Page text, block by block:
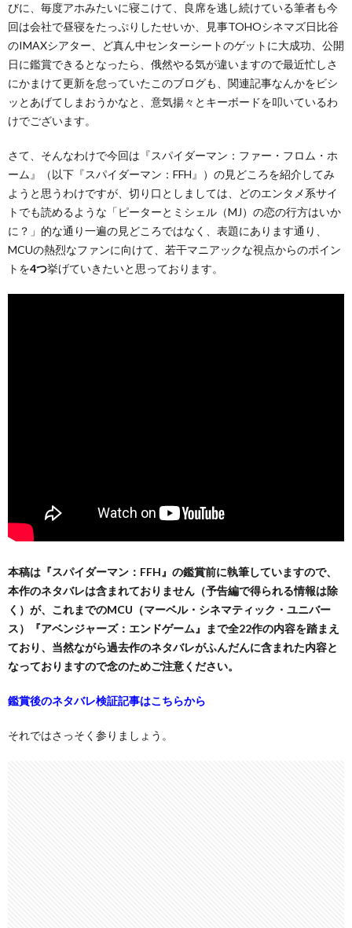
びに、毎度アホみたいに寝こけて、良席を逃し続けている筆者も今
回は会社で昼寝をたっぷりしたせいか、見事TOHOシネマズ日比谷
のIMAXシアター、ど真ん中センターシートのゲットに大成功、公開
日に鑑賞できるとなったら、俄然やる気が違いますので最近忙しさ
にかまけて更新を怠っていたこのブログも、関連記事なんかをビシ
ッとあげてしまおうかなと、意気揚々とキーボードを叩いているわ
けでございます。
さて、そんなわけで今回は『スパイダーマン：ファー・フロム・ホ
ーム』（以下『スパイダーマン：FFH』）の見どころを紹介してみ
ようと思うわけですが、切り口としましては、どのエンタメ系サイ
トでも読めるような「ピーターとミシェル（MJ）の恋の行方はいか
に？」的な通り一遍の見どころではなく、表題にあります通り、
MCUの熱烈なファンに向けて、若干マニアックな視点からのポイン
トを4つ挙げていきたいと思っております。
本稿は『スパイダーマン：FFH』の鑑賞前に執筆していますので、
本作のネタバレは含まれておりません（予告編で得られる情報は除
く）が、これまでのMCU（マーベル・シネマティック・ユニバー
ス）『アベンジャーズ：エンドゲーム』まで全22作の内容を踏まえ
ており、当然ながら過去作のネタバレがふんだんに含まれた内容と
なっておりますので念のためご注意ください。
鑑賞後のネタバレ検証記事はこちらから
それではさっそく参りましょう。